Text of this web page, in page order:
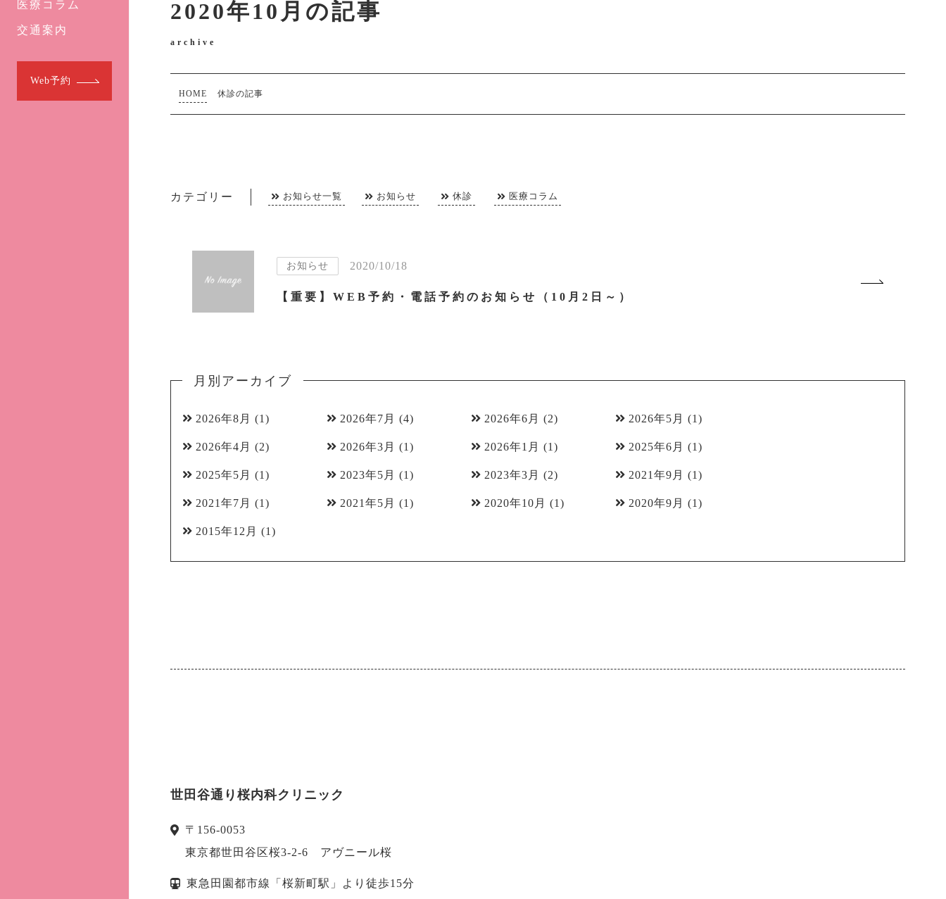
医療コラム
交通案内
Web予約
2020年10月の記事
archive
HOME 休診の記事
カテゴリー お知らせ一覧 お知らせ 休診 医療コラム
お知らせ 2020/10/18
【重要】WEB予約・電話予約のお知らせ（10月2日～）
月別アーカイブ
2026年8月 (1) 2026年7月 (4) 2026年6月 (2) 2026年5月 (1)
2026年4月 (2) 2026年3月 (1) 2026年1月 (1) 2025年6月 (1)
2025年5月 (1) 2023年5月 (1) 2023年3月 (2) 2021年9月 (1)
2021年7月 (1) 2021年5月 (1) 2020年10月 (1) 2020年9月 (1)
2015年12月 (1)
世田谷通り桜内科クリニック
〒 156-0053
東京都世田谷区桜3-2-6 アヴニール桜
東急田園都市線「桜新町駅」より徒歩15分